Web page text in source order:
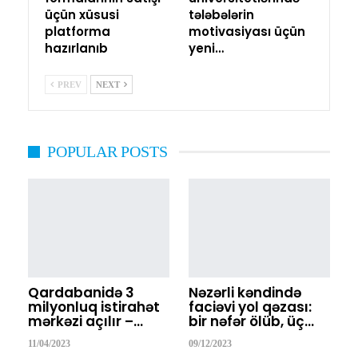
üçün xüsusi
platforma
hazırlanıb
tələbələrin
motivasiyası üçün
yeni…
PREV NEXT
POPULAR POSTS
Qardabanidə 3
milyonluq istirahət
mərkəzi açılır –…
11/04/2023
Nəzərli kəndində
faciəvi yol qəzası:
bir nəfər ölüb, üç…
09/12/2023